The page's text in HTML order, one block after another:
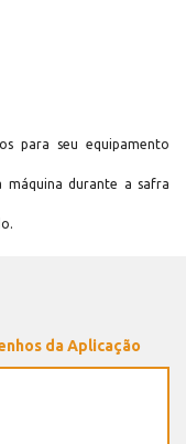
para seu equipamento
máquina durante a safra
da Aplicação